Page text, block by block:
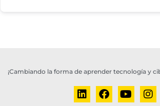
¡Cambiando la forma de aprender tecnología y